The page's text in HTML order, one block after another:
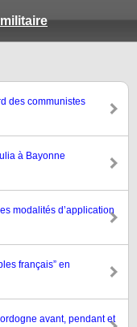
des communistes
à Bayonne
modalités d’application
français” en
avant, pendant et